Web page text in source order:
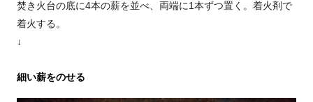
焚き火台の底に4本の薪を並べ、両端に1本ずつ置く。着火剤で
着火する。
↓
細い薪をのせる